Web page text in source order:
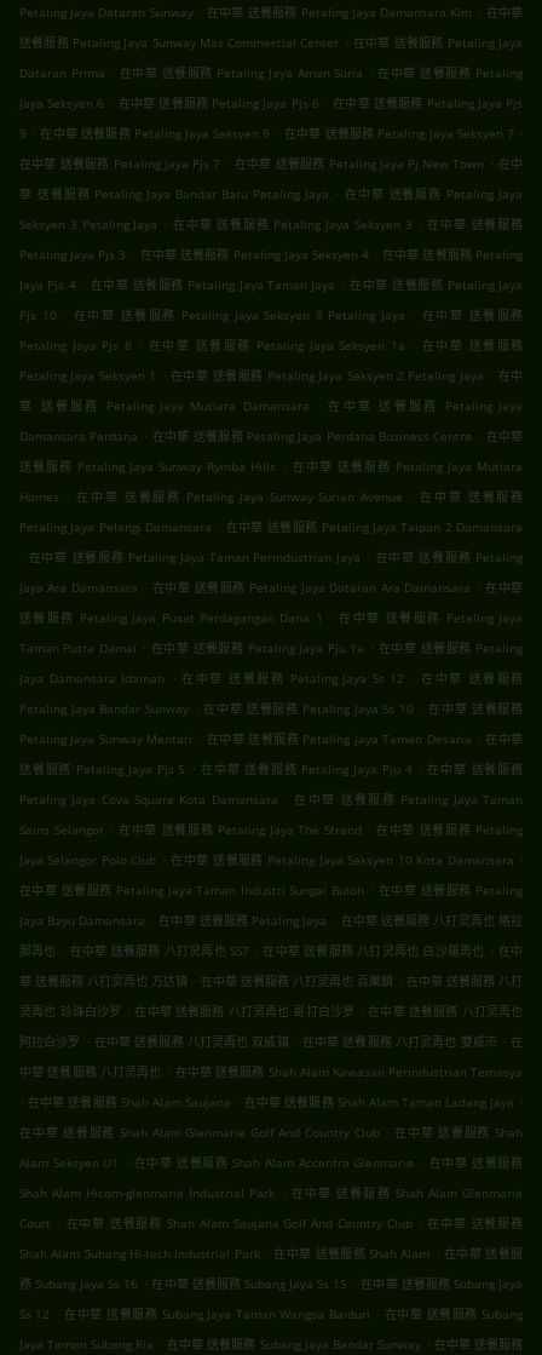
Petaling Jaya Dataran Sunway . 在中華 送餐服務 Petaling Jaya Damansara Kim . 在中華
送餐服務 Petaling Jaya Sunway Mas Commercial Center . 在中華 送餐服務 Petaling Jaya
Dataran Prima . 在中華 送餐服務 Petaling Jaya Aman Suria . 在中華 送餐服務 Petaling
Jaya Seksyen 6 . 在中華 送餐服務 Petaling Jaya Pjs 6 . 在中華 送餐服務 Petaling Jaya Pjs
9 . 在中華 送餐服務 Petaling Jaya Seksyen 9 . 在中華 送餐服務 Petaling Jaya Seksyen 7 .
在中華 送餐服務 Petaling Jaya Pjs 7 . 在中華 送餐服務 Petaling Jaya Pj New Town . 在中
華 送餐服務 Petaling Jaya Bandar Baru Petaling Jaya . 在中華 送餐服務 Petaling Jaya
Seksyen 3 Petaling Jaya . 在中華 送餐服務 Petaling Jaya Seksyen 3 . 在中華 送餐服務
Petaling Jaya Pjs 3 . 在中華 送餐服務 Petaling Jaya Seksyen 4 . 在中華 送餐服務 Petaling
Jaya Pjs 4 . 在中華 送餐服務 Petaling Jaya Taman Jaya . 在中華 送餐服務 Petaling Jaya
Pjs 10 . 在中華 送餐服務 Petaling Jaya Seksyen 8 Petaling Jaya . 在中華 送餐服務
Petaling Jaya Pjs 8 . 在中華 送餐服務 Petaling Jaya Seksyen 1a . 在中華 送餐服務
Petaling Jaya Seksyen 1
. 在中華 送餐服務 Petaling Jaya Seksyen 2 Petaling Jaya . 在中
華 送餐服務 Petaling Jaya Mutiara Damansara
. 在中華 送餐服務 Petaling Jaya
Damansara Perdana . 在中華 送餐服務 Petaling Jaya Perdana Business Centre . 在中華
送餐服務 Petaling Jaya Sunway Rymba Hills . 在中華 送餐服務 Petaling Jaya Mutiara
Homes
. 在中華 送餐服務 Petaling Jaya Sunway Surian Avenue . 在中華 送餐服務
Petaling Jaya Pelangi Damansara . 在中華 送餐服務 Petaling Jaya Taipan 2 Damansara
. 在中華 送餐服務 Petaling Jaya Taman Perindustrian Jaya . 在中華 送餐服務 Petaling
Jaya Ara Damansara . 在中華 送餐服務 Petaling Jaya Dataran Ara Damansara . 在中華
送餐服務 Petaling Jaya Pusat Perdagangan Dana 1
. 在中華 送餐服務 Petaling Jaya
Taman Putra Damai . 在中華 送餐服務 Petaling Jaya Pju 1a . 在中華 送餐服務 Petaling
Jaya Damansara Idaman
. 在中華 送餐服務 Petaling Jaya Ss 12 . 在中華 送餐服務
Petaling Jaya Bandar Sunway . 在中華 送餐服務 Petaling Jaya Ss 10 . 在中華 送餐服務
Petaling Jaya Sunway Mentari . 在中華 送餐服務 Petaling Jaya Taman Desaria . 在中華
送餐服務 Petaling Jaya Pjs 5 . 在中華 送餐服務 Petaling Jaya Pju 4 . 在中華 送餐服務
Petaling Jaya Cova Square Kota Damansara . 在中華 送餐服務 Petaling Jaya Taman
Sains Selangor . 在中華 送餐服務 Petaling Jaya The Strand . 在中華 送餐服務 Petaling
Jaya Selangor Polo Club . 在中華 送餐服務 Petaling Jaya Seksyen 10 Kota Damansara .
在中華 送餐服務 Petaling Jaya Taman Industri Sungai Buloh . 在中華 送餐服務 Petaling
Jaya Bayu Damansara . 在中華 送餐服務 Petaling Jaya . 在中華 送餐服務 八打灵再也 格拉
那再也 . 在中華 送餐服務 八打灵再也 SS7 . 在中華 送餐服務 八打灵再也 白沙羅再也 . 在中
華 送餐服務 八打灵再也 万达镇 . 在中華 送餐服務 八打灵再也 百樂鎮 . 在中華 送餐服務 八打
灵再也 珍珠白沙罗 . 在中華 送餐服務 八打灵再也 哥打白沙罗 . 在中華 送餐服務 八打灵再也
阿拉白沙罗 . 在中華 送餐服務 八打灵再也 双威镇 . 在中華 送餐服務 八打灵再也 雙威市 . 在
中華 送餐服務 八打灵再也 . 在中華 送餐服務 Shah Alam Kawasan Perindustrian Temasya
. 在中華 送餐服務 Shah Alam Saujana . 在中華 送餐服務 Shah Alam Taman Ladang Jaya .
在中華 送餐服務 Shah Alam Glenmarie Golf And Country Club . 在中華 送餐服務 Shah
Alam Seksyen U1
. 在中華 送餐服務 Shah Alam Accentra Glenmarie . 在中華 送餐服務
Shah Alam Hicom-glenmarie Industrial Park . 在中華 送餐服務 Shah Alam Glenmarie
Court . 在中華 送餐服務 Shah Alam Saujana Golf And Country Club . 在中華 送餐服務
Shah Alam Subang Hi-tech Industrial Park . 在中華 送餐服務 Shah Alam . 在中華 送餐服
務 Subang Jaya Ss 16 . 在中華 送餐服務 Subang Jaya Ss 15 . 在中華 送餐服務 Subang Jaya
Ss 12 . 在中華 送餐服務 Subang Jaya Taman Wangsa Baiduri . 在中華 送餐服務 Subang
Jaya Taman Subang Ria . 在中華 送餐服務 Subang Jaya Bandar Sunway . 在中華 送餐服務